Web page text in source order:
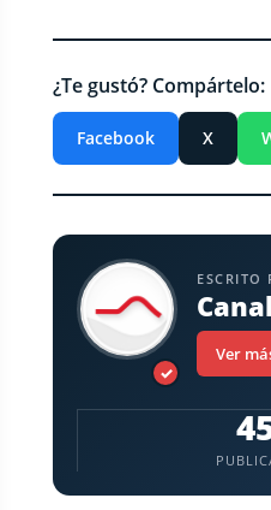
¿Te gustó? Compártelo:
Facebook X
✓
ESCRITO
Ver